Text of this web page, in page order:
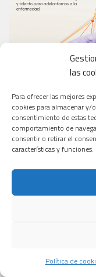
las
Para ofrecer las mejores
cookies para almacenar
consentimiento de estas
comportamiento de
consentir o retirar el
características y funciones.
Política de
¿ERES CAPAZ DE SALVAR